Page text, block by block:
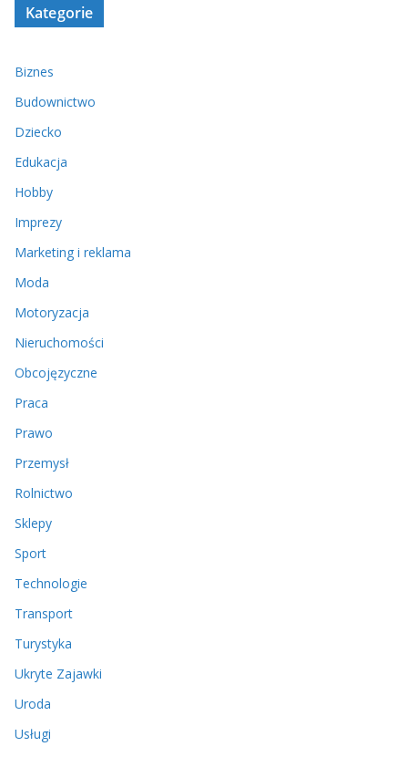
Kategorie
Biznes
Budownictwo
Dziecko
Edukacja
Hobby
Imprezy
Marketing i reklama
Moda
Motoryzacja
Nieruchomości
Obcojęzyczne
Praca
Prawo
Przemysł
Rolnictwo
Sklepy
Sport
Technologie
Transport
Turystyka
Ukryte Zajawki
Uroda
Usługi